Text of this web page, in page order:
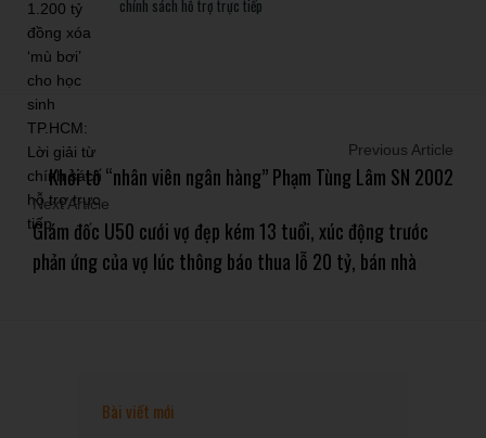
chính sách hỗ trợ trực tiếp
Previous Article
Khởi tố “nhân viên ngân hàng” Phạm Tùng Lâm SN 2002
Next Article
Giám đốc U50 cưới vợ đẹp kém 13 tuổi, xúc động trước
phản ứng của vợ lúc thông báo thua lỗ 20 tỷ, bán nhà
Bài viết mới